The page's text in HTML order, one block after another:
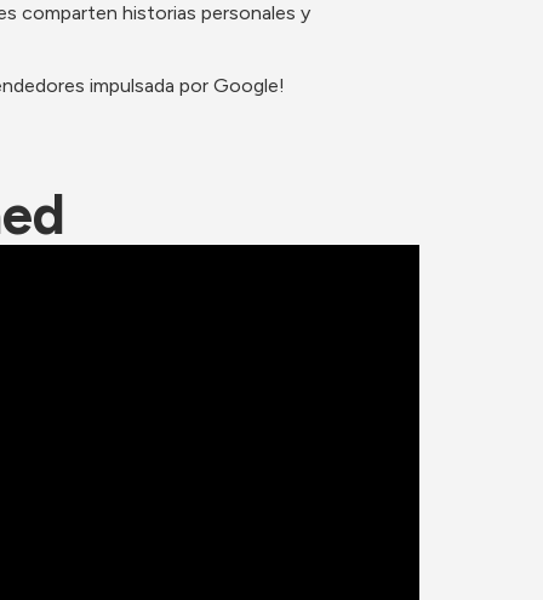
comparten historias personales y
impulsada por Google!